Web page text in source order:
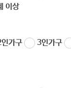
이상
가구 3인가구
별 수강료/잔여금액
관으로 전화 부탁드